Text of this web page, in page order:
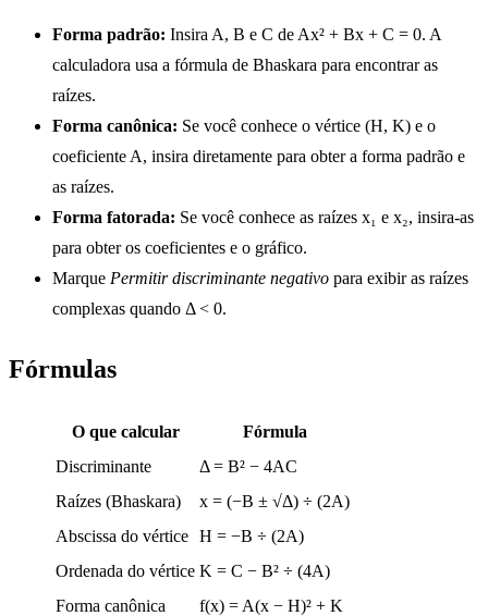
Forma padrão: Insira A, B e C de Ax² + Bx + C = 0. A
calculadora usa a fórmula de Bhaskara para encontrar as
raízes.
Forma canônica: Se você conhece o vértice (H, K) e o
coeficiente A, insira diretamente para obter a forma padrão e
as raízes.
Forma fatorada: Se você conhece as raízes x₁ e x₂, insira-as
para obter os coeficientes e o gráfico.
Marque Permitir discriminante negativo para exibir as raízes
complexas quando Δ < 0.
Fórmulas
O que calcular
Fórmula
Discriminante
Δ = B² − 4AC
Raízes (Bhaskara)
x = (−B ± √Δ) ÷ (2A)
Abscissa do vértice H = −B ÷ (2A)
Ordenada do vértice K = C − B² ÷ (4A)
Forma canônica
f(x) = A(x − H)² + K